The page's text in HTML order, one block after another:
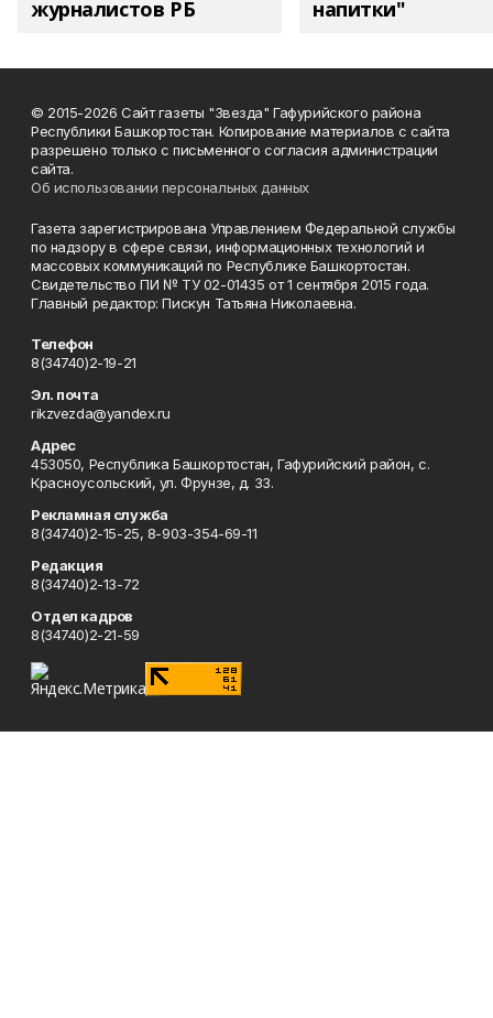
журналистов РБ напитки"
© 2015-2026 Сайт газеты "Звезда" Гафурийского района
Республики Башкортостан. Копирование материалов с сайта
разрешено только с письменного согласия администрации
сайта.
Об использовании персональных данных
Газета зарегистрирована Управлением Федеральной службы
по надзору в сфере связи, информационных технологий и
массовых коммуникаций по Республике Башкортостан.
Свидетельство ПИ № ТУ 02-01435 от 1 сентября 2015 года.
Главный редактор: Пискун Татьяна Николаевна.
Телефон
8(34740)2-19-21
Эл. почта
rikzvezda@yandex.ru
Адрес
453050, Республика Башкортостан, Гафурийский район, с.
Красноусольский, ул. Фрунзе, д. 33.
Рекламная служба
8(34740)2-15-25, 8-903-354-69-11
Редакция
8(34740)2-13-72
Отдел кадров
8(34740)2-21-59